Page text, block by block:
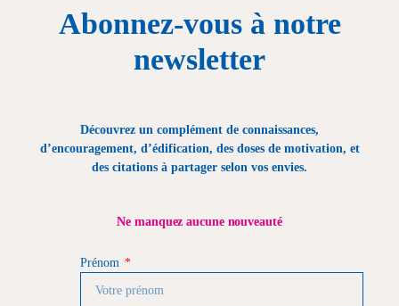
Abonnez-vous à notre
newsletter
Découvrez un complément de connaissances,
d’encouragement, d’édification, des doses de motivation, et
des citations à partager selon vos envies.
Ne manquez aucune nouveauté
Prénom